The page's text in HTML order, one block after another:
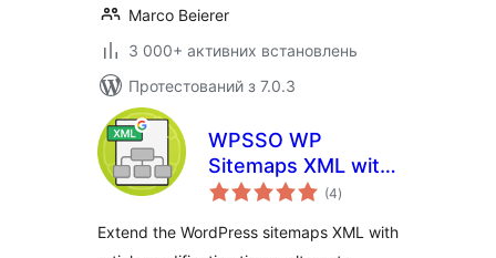
Marco Beierer
3 000+ активних встановлень
Протестований з 7.0.3
WPSSO WP
Sitemaps XML with
News, Image, and
(4загальний
рейтинг
)
Extend the WordPress sitemaps XML with